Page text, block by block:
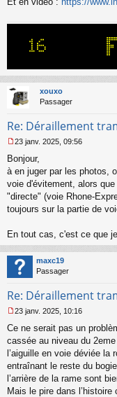
xouxo
Passager
Re: Déraillement
e
s
s
a
g
e
o
n
l
u
23 janv. 2025, 09:56
Bonjour,
à en juger par les photos,
voie d'évitement, alors
"directe" (voie Rhone-
toujours sur la partie de
En tout cas, c'est ce que
maxc19
Passager
Re: Déraillement
e
s
s
g
e
n
23 janv. 2025, 10:16
Ce ne serait pas un
cassée au niveau du
l’aiguille en voie déviée la
entraînant le reste du
l’arrière de la rame sont
Mais le pire dans